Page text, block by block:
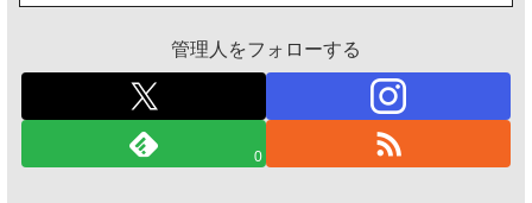
管理人をフォローする
0